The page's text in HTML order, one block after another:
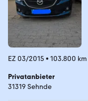
EZ 03/2015 • 103.800 km
Privatanbieter
31319 Sehnde